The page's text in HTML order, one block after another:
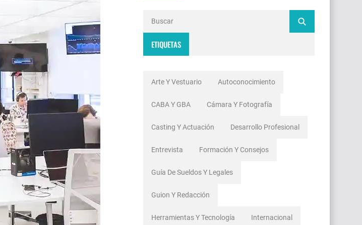
ETIQUETAS
Arte Y Vestuario Autoconocimiento
CABA Y GBA Cámara Y Fotografía
Casting Y Actuación Desarrollo Profesional
Entrevista Formación Y Consejos
Guía De Sueldos Y Legales
Guion Y Redacción
Herramientas Y Tecnología Internacional